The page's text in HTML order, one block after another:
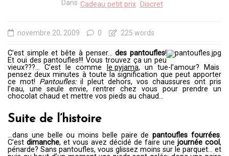
Dans Cadeau petit prix Discret
novembre 20, 2009 0 225 words
C’est simple et bête à penser…des pantoufles!
Et oui des pantoufles!!! Vous trouvez ça un peu
vieux???… C’est le comme
le pyjama, un tue-l’amour? Mais
pensez deux minutes à toute la signification que peut apporter
ce mot! Pantoufles:il pleut dehors, vos chaussures ont pris
l’eau, une seule envie, rentrer chez vous pour prendre un
chocolat chaud et mettre vos pieds au chaud…
Suite de l’histoire
…dans une belle ou moins belle paire depantoufles fourrées.
C’est dimanche, et vous avez décidé de faire une journée cool,
pénarde? Sans pantoufles, vous glissez moins sur le parquet… et